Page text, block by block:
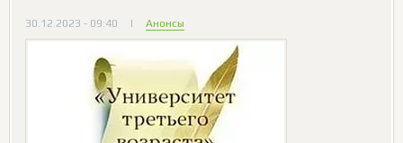
30.12.2023 - 09:40 | Анонсы